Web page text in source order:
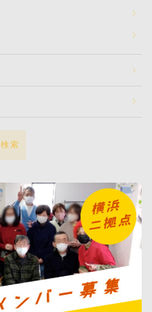
検索